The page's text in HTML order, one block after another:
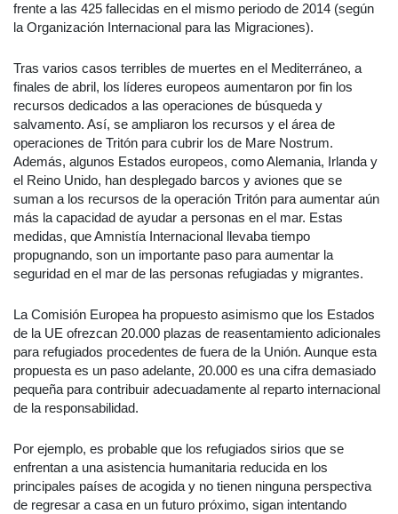
frente a las 425 fallecidas en el mismo periodo de 2014 (según
la Organización Internacional para las Migraciones).
Tras varios casos terribles de muertes en el Mediterráneo, a
finales de abril, los líderes europeos aumentaron por fin los
recursos dedicados a las operaciones de búsqueda y
salvamento. Así, se ampliaron los recursos y el área de
operaciones de Tritón para cubrir los de Mare Nostrum.
Además, algunos Estados europeos, como Alemania, Irlanda y
el Reino Unido, han desplegado barcos y aviones que se
suman a los recursos de la operación Tritón para aumentar aún
más la capacidad de ayudar a personas en el mar. Estas
medidas, que Amnistía Internacional llevaba tiempo
propugnando, son un importante paso para aumentar la
seguridad en el mar de las personas refugiadas y migrantes.
La Comisión Europea ha propuesto asimismo que los Estados
de la UE ofrezcan 20.000 plazas de reasentamiento adicionales
para refugiados procedentes de fuera de la Unión. Aunque esta
propuesta es un paso adelante, 20.000 es una cifra demasiado
pequeña para contribuir adecuadamente al reparto internacional
de la responsabilidad.
Por ejemplo, es probable que los refugiados sirios que se
enfrentan a una asistencia humanitaria reducida en los
principales países de acogida y no tienen ninguna perspectiva
de regresar a casa en un futuro próximo, sigan intentando